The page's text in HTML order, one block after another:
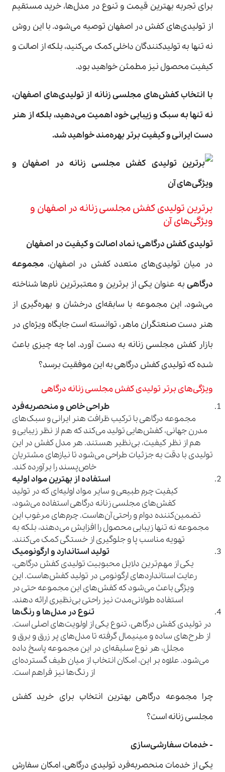
برای تجربه بهترین قیمت و تنوع در مدل‌ها، خرید مستقیم
از تولیدی‌های کفش در اصفهان توصیه می‌شود. با این روش
نه تنها به تولیدکنندگان داخلی کمک می‌کنید، بلکه از اصالت و
کیفیت محصول نیز مطمئن خواهید بود.
با انتخاب کفش‌های مجلسی زنانه از تولیدی‌های اصفهان،
نه تنها به سبک و زیبایی خود اهمیت می‌دهید، بلکه از هنر
دست ایرانی و کیفیت برتر بهره‌مند خواهید شد.
برترین تولیدی کفش مجلسی زنانه در اصفهان و
ویژگی‌های آن
تولیدی کفش درگاهی؛ نماد اصالت و کیفیت در اصفهان
در میان تولیدی‌های متعدد کفش در اصفهان، مجموعه
درگاهی به عنوان یکی از برترین و معتبرترین نام‌ها شناخته
می‌شود. این مجموعه با سابقه‌ای درخشان و بهره‌گیری از
هنر دست صنعتگران ماهر، توانسته است جایگاه ویژه‌ای در
بازار کفش مجلسی زنانه به دست آورد. اما چه چیزی باعث
شده که تولیدی کفش درگاهی به این موفقیت برسد؟
ویژگی‌های برتر تولیدی کفش مجلسی زنانه درگاهی
طراحی خاص و منحصربه‌فرد
مجموعه درگاهی با ترکیب ظرافت هنر ایرانی و سبک‌های
مدرن جهانی، کفش‌هایی تولید می‌کند که هم از نظر زیبایی و
هم از نظر کیفیت، بی‌نظیر هستند. هر مدل کفش در این
تولیدی با دقت به جزئیات طراحی می‌شود تا نیازهای مشتریان
خاص‌پسند را برآورده کند.
استفاده از بهترین مواد اولیه
کیفیت چرم طبیعی و سایر مواد اولیه‌ای که در تولید
کفش‌های مجلسی زنانه درگاهی استفاده می‌شود،
تضمین‌کننده دوام و راحتی آن‌هاست. چرم‌های مرغوب این
مجموعه نه تنها زیبایی محصول را افزایش می‌دهند، بلکه به
تهویه مناسب پا و جلوگیری از خستگی کمک می‌کنند.
تولید استاندارد و ارگونومیک
یکی از مهم‌ترین دلایل محبوبیت تولیدی کفش درگاهی،
رعایت استانداردهای ارگونومی در تولید کفش‌هاست. این
ویژگی باعث می‌شود که کفش‌های این مجموعه حتی در
استفاده طولانی‌مدت نیز راحتی بی‌نظیری ارائه دهند.
تنوع در مدل‌ها و رنگ‌ها
در تولیدی کفش درگاهی، تنوع یکی از اولویت‌های اصلی است.
از طرح‌های ساده و مینیمال گرفته تا مدل‌های پر زرق و برق و
مجلل، هر نوع سلیقه‌ای در این مجموعه پاسخ داده
می‌شود. علاوه بر این، امکان انتخاب از میان طیف گسترده‌ای
از رنگ‌ها نیز فراهم است.
چرا مجموعه درگاهی بهترین انتخاب برای خرید کفش
مجلسی زنانه است؟
- خدمات سفارشی‌سازی
یکی از خدمات منحصربه‌فرد تولیدی درگاهی، امکان سفارش